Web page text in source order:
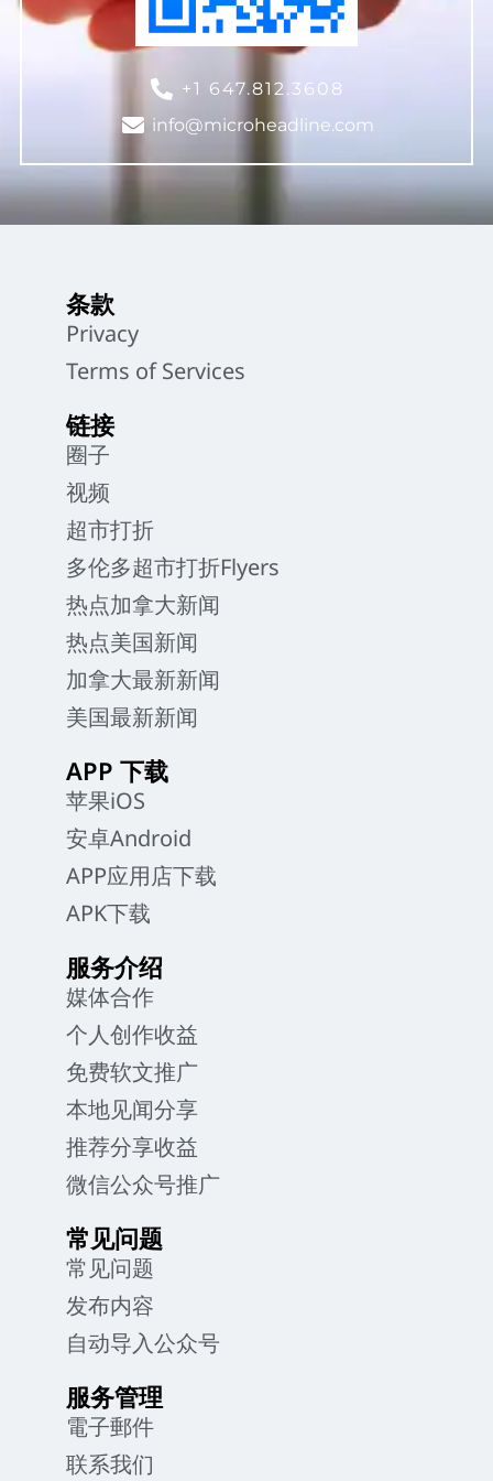
+1 647.812.3608
info@microheadline.com
条款
Privacy
Terms of Services
链接
圈子
视频
超市打折
多伦多超市打折Flyers
热点加拿大新闻
热点美国新闻
加拿大最新新闻
美国最新新闻
APP 下载
苹果iOS
安卓Android
APP应用店下载
APK下载
服务介绍
媒体合作
个人创作收益
免费软文推广
本地见闻分享
推荐分享收益
微信公众号推广
常见问题
常见问题
发布内容
自动导入公众号
服务管理
電子郵件
联系我们